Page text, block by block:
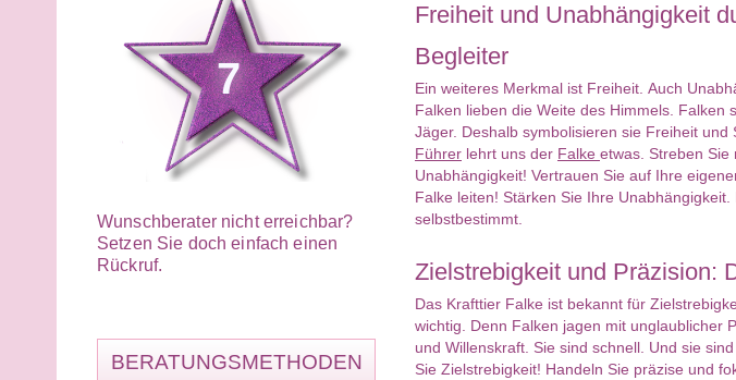
7
Wunschberater nicht erreichbar?
Setzen Sie doch einfach einen
Rückruf.
BERATUNGSMETHODEN
Freiheit und Unabhängigkeit
Begleiter
Ein weiteres Merkmal ist Freiheit. Auch
Falken lieben die Weite des Himmels. Falken
Jäger. Deshalb symbolisieren sie Freiheit und
Führer lehrt uns der Falke etwas. Streben Sie
Unabhängigkeit! Vertrauen Sie auf Ihre
Falke leiten! Stärken Sie Ihre
selbstbestimmt.
Zielstrebigkeit und Präzision:
Das Krafttier Falke ist bekannt für
wichtig. Denn Falken jagen mit unglaublicher
und Willenskraft. Sie sind schnell. Und sie
Sie Zielstrebigkeit! Handeln Sie präzise und